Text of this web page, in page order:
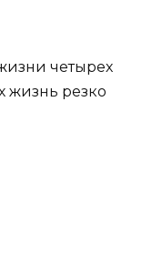
четырех
жизнь резко